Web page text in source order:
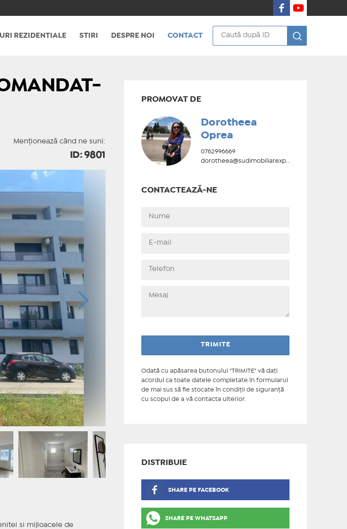
REZIDENTIALE STIRI DESPRE NOI CONTACT
Menționează când ne suni:
ID: 9801
si mijloacele de
PROMOVAT DE
Dorotheea
Oprea
0762996669
dorotheea@sudimobiliarexpert.ro
CONTACTEAZĂ-NE
Odată cu apăsarea butonului "TRIMITE" vă daţi
acordul ca toate datele completate în formularul
de mai sus să fie stocate în condiţii de siguranţă
cu scopul de a vă contacta ulterior.
DISTRIBUIE
SHARE PE FACEBOOK
SHARE PE WHATSAPP